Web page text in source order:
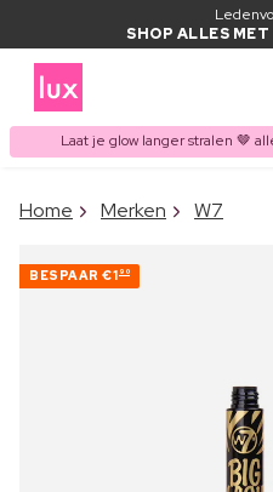
SHOP ALLES
Laat je glow langer stralen 🤎
ITEM
Home Merken W7
BESPAAR €1 90